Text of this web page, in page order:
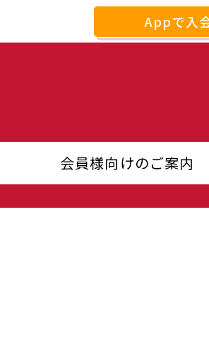
Appで入
会員様向けのご案内